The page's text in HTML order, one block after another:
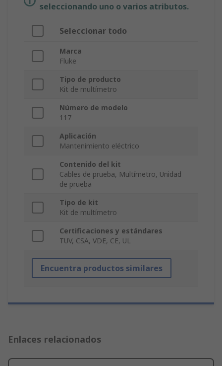
seleccionando uno o varios atributos.
Seleccionar todo
Marca
Fluke
Tipo de producto
Kit de multímetro
Número de modelo
117
Aplicación
Mantenimiento eléctrico
Contenido del kit
Cables de prueba, Multímetro, Unidad
de prueba
Tipo de kit
Kit de multímetro
Certificaciones y estándares
TUV, CSA, VDE, CE, UL
Encuentra productos similares
Enlaces relacionados